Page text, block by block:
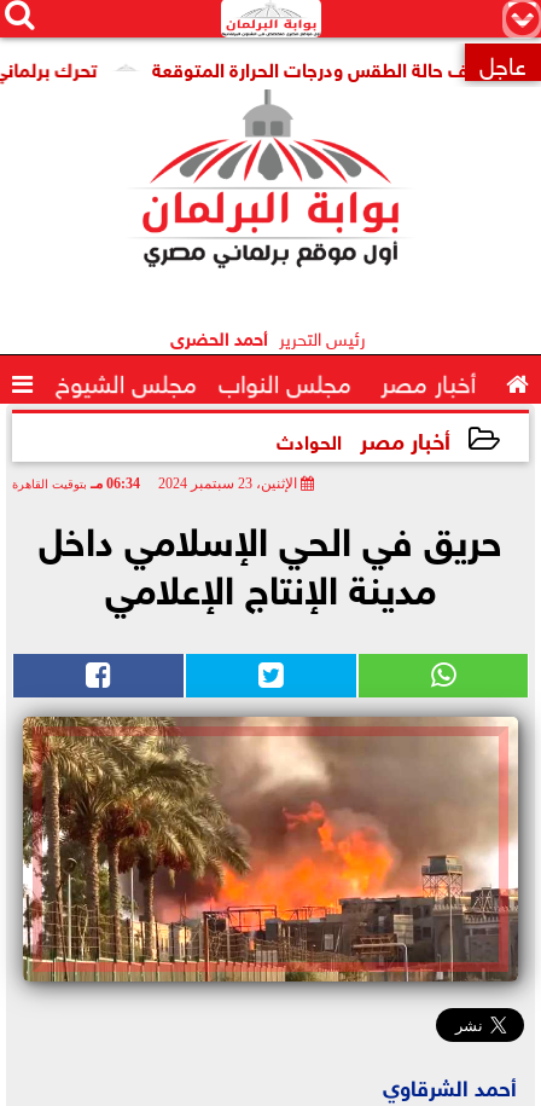
×


 عاجل تحرك برلماني تكشف حالة الطقس ودرجات الحرارة المتوقعة
رئيس التحرير أحمد الحضرى
 أخبار مصر مجلس النواب مجلس الشيوخ 
أخبار مصر الحوادث
الإثنين، 23 سبتمبر 2024 06:34 مـ بتوقيت القاهرة
حريق في الحي الإسلامي داخل
مدينة الإنتاج الإعلامي
أحمد الشرقاوي